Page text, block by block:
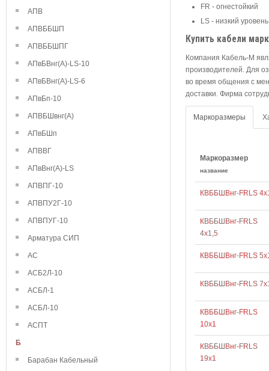
АПВ
АПВББШП
АПВББШПГ
АПвБВнг(А)-LS-10
АПвБВнг(А)-LS-6
АПвБп-10
АПВБШвнг(А)
АПвБШп
АПВВГ
АПвВнг(А)-LS
АПВПГ-10
АПВПУ2Г-10
АПВПУГ-10
Арматура СИП
АС
АСБ2Л-10
АСБЛ-1
АСБЛ-10
АСПТ
Б
Барабан Кабельный
FR - огнестойкий
LS - низкий
Купить кабели
Компания Кабель-М
производителей. Для
во время общения с
доставки. Фирма
Маркоразмеры
Маркоразмер
название
КВББШВнг-FRLS
КВББШВнг-FRLS
4х1,5
КВББШВнг-FRLS
КВББШВнг-FRLS
КВББШВнг-FRLS
10х1
КВББШВнг-FRLS
19х1